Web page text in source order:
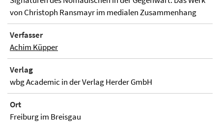
von Christoph Ransmayr im medialen Zusammenhang
Verfasser
Achim Küpper
Verlag
wbg Academic in der Verlag Herder GmbH
Ort
Freiburg im Breisgau